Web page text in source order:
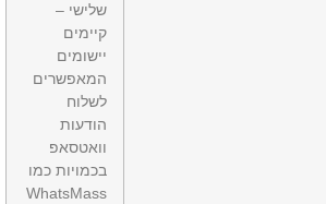
שלישי –
קיימים
יישומים
המאפשרים
לשלוח
הודעות
וואטסאפ
בכמויות כמו
WhatsMass